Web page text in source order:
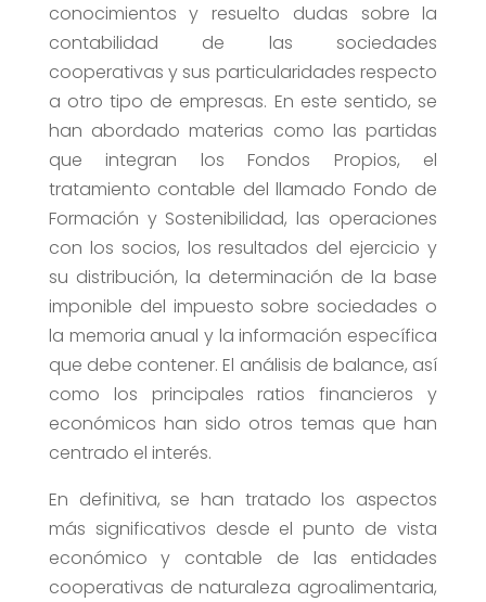
conocimientos y resuelto dudas sobre la
contabilidad de las sociedades
cooperativas y sus particularidades respecto
a otro tipo de empresas. En este sentido, se
han abordado materias como las partidas
que integran los Fondos Propios, el
tratamiento contable del llamado Fondo de
Formación y Sostenibilidad, las operaciones
con los socios, los resultados del ejercicio y
su distribución, la determinación de la base
imponible del impuesto sobre sociedades o
la memoria anual y la información específica
que debe contener. El análisis de balance, así
como los principales ratios financieros y
económicos han sido otros temas que han
centrado el interés.
En definitiva, se han tratado los aspectos
más significativos desde el punto de vista
económico y contable de las entidades
cooperativas de naturaleza agroalimentaria,